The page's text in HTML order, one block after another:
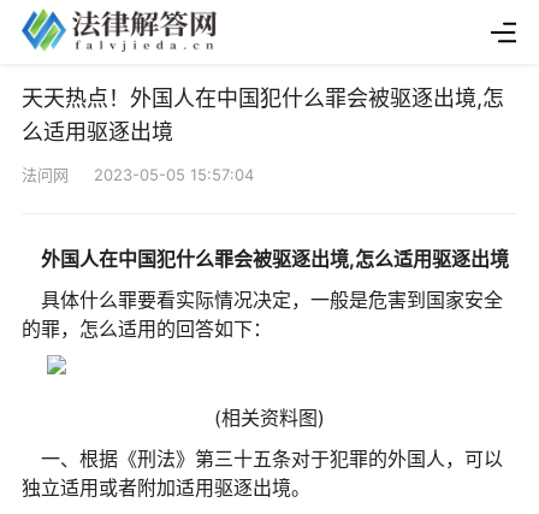
天天热点！外国人在中国犯什么罪会被驱逐出境,怎
么适用驱逐出境
法问网 2023-05-05 15:57:04
外国人在中国犯什么罪会被驱逐出境,怎么适用驱逐出境
具体什么罪要看实际情况决定，一般是危害到国家安全
的罪，怎么适用的回答如下：
(相关资料图)
一、根据《刑法》第三十五条对于犯罪的外国人，可以
独立适用或者附加适用驱逐出境。